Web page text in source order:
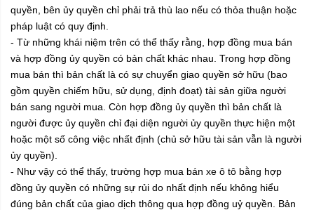
quyền, bên ủy quyền chỉ phải trả thù lao nếu có thỏa thuận hoặc
pháp luật có quy định.
- Từ những khái niệm trên có thể thấy rằng, hợp đồng mua bán
và hợp đồng ủy quyền có bản chất khác nhau. Trong hợp đồng
mua bán thì bản chất là có sự chuyển giao quyền sở hữu (bao
gồm quyền chiếm hữu, sử dụng, định đoạt) tài sản giữa người
bán sang người mua. Còn hợp đồng ủy quyền thì bản chất là
người được ủy quyền chỉ đại diện người ủy quyền thực hiện một
hoặc một số công việc nhất định (chủ sở hữu tài sản vẫn là người
ủy quyền).
- Như vậy có thể thấy, trường hợp mua bán xe ô tô bằng hợp
đồng ủy quyền có những sự rủi do nhất định nếu không hiểu
đúng bản chất của giao dịch thông qua hợp đồng uỷ quyền. Bản